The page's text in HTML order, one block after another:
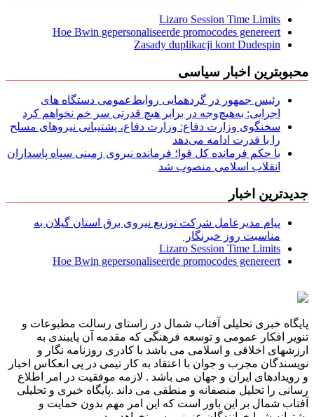
Lizaro Session Time Limits
Hoe Bwin gepersonaliseerde promocodes genereert
Zasady duplikacji kont Dudespin
محبوبترین اخبار سیاسی
رئیس جمهور در گردهمایی روابط‌عمومی دستگاه های
اجرایی: به‌هیچ‌وجه در برابر هیچ قدرتی سر خم نخواهم کرد
سخنگوی وزارت دفاع: وزارت دفاع، پشتیبانی نیرو‌های مسلح
را با قدرت ادامه می‌دهد
با حکم فرمانده کل قوا؛ فرمانده نیروی زمینی سپاه پاسداران
انقلاب اسلامی منصوب شد
جدیدترین اخبار
پیام مدیرعامل شركت توزیع نیروی برق استان گیلان به
مناسبت روز خبرنگار ‌
Lizaro Session Time Limits
Hoe Bwin gepersonaliseerde promocodes genereert
پایگاه خبری تحلیلی آفتاب شمال در راستای رسالت مطبوعات و
تنویر افکار عمومی و توسعه فرهنگی که مقدمه آن پایبندی به
ارزشهای اخلاقی و اسلامی می باشد با کادری روزنامه نگار و
نویسندگان مجرب و جوان با اعتقاد به کار تیمی در پی انعکاس اخبار
و رویدادهای ایران و جهان می باشد . لازمه موفقیت در امر اطلاع
رسانی را تحلیل منصفانه و منطقی می داند .پایگاه خبری و تحلیلی
آفتاب شمال بر این باور است که این امر مهم بدون حمایت و